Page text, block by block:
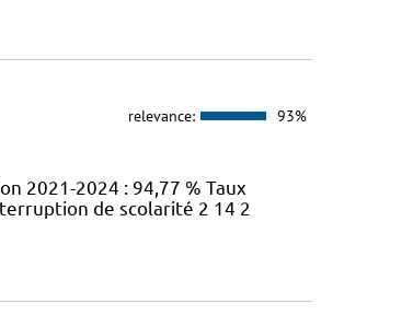
relevance: 93%
2021-2024 : 94,77 % Taux
de scolarité 2 14 2